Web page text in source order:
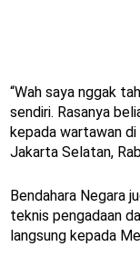
“Wah saya nggak
sendiri. Rasanya
kepada wartawan
Jakarta Selatan,
Bendahara Negara
teknis pengadaan
langsung kepada